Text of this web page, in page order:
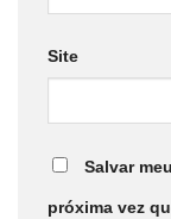
Site
Salvar
próxima vez